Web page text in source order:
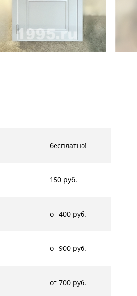
бесплатно!
150 руб.
от 400 руб.
от 900 руб.
от 700 руб.